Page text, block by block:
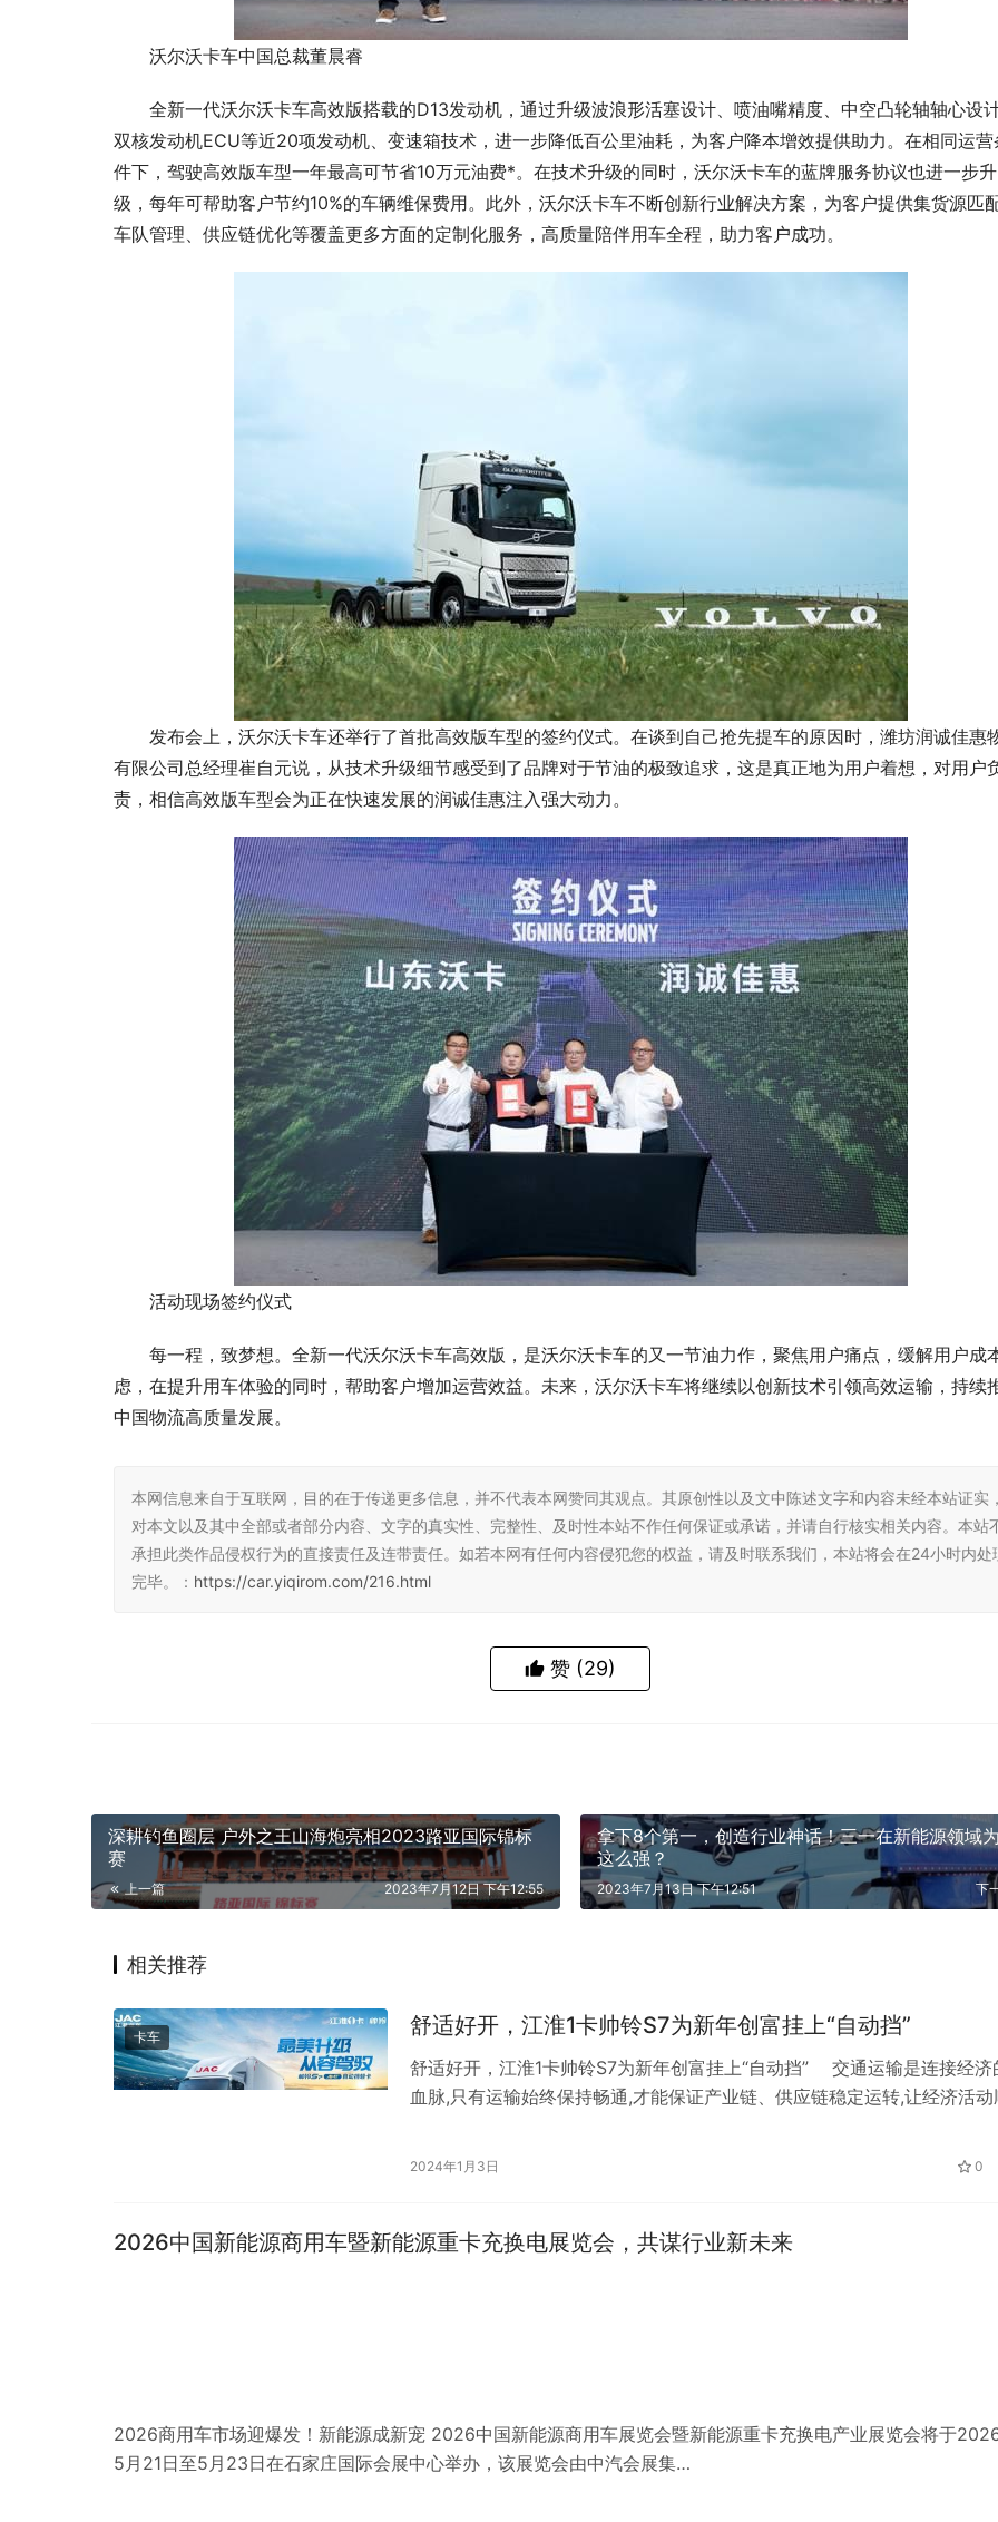
沃尔沃卡车中国总裁董晨睿
全新一代沃尔沃卡车高效版搭载的D13发动机，通过升级波浪形活塞设计、喷油嘴精度、中空凸轮轴轴心设
双核发动机ECU等近20项发动机、变速箱技术，进一步降低百公里油耗，为客户降本增效提供助力。在相同运营
件下，驾驶高效版车型一年最高可节省10万元油费*。在技术升级的同时，沃尔沃卡车的蓝牌服务协议也进一步升
级，每年可帮助客户节约10%的车辆维保费用。此外，沃尔沃卡车不断创新行业解决方案，为客户提供集货源匹
车队管理、供应链优化等覆盖更多方面的定制化服务，高质量陪伴用车全程，助力客户成功。
发布会上，沃尔沃卡车还举行了首批高效版车型的签约仪式。在谈到自己抢先提车的原因时，潍坊润诚佳惠
有限公司总经理崔自元说，从技术升级细节感受到了品牌对于节油的极致追求，这是真正地为用户着想，对用户
责，相信高效版车型会为正在快速发展的润诚佳惠注入强大动力。
活动现场签约仪式
每一程，致梦想。全新一代沃尔沃卡车高效版，是沃尔沃卡车的又一节油力作，聚焦用户痛点，缓解用户成
虑，在提升用车体验的同时，帮助客户增加运营效益。未来，沃尔沃卡车将继续以创新技术引领高效运输，持续
中国物流高质量发展。
本网信息来自于互联网，目的在于传递更多信息，并不代表本网赞同其观点。其原创性以及文中陈述文字和内容未经本站证实
对本文以及其中全部或者部分内容、文字的真实性、完整性、及时性本站不作任何保证或承诺，并请自行核实相关内容。本站
承担此类作品侵权行为的直接责任及连带责任。如若本网有任何内容侵犯您的权益，请及时联系我们，本站将会在24小时内处
完毕。： https://car.yiqirom.com/216.html
赞 (29)
深耕钓鱼圈层 户外之王山海炮亮相2023路亚国际锦标
赛
上一篇 2023年7月12日 下午12:55
拿下8个第一，创造行业神话！三一在新能源领域
这么强？
下
2023年7月13日 下午12:51
相关推荐
卡车 舒适好开，江淮1卡帅铃S7为新年创富挂上“自动挡”
舒适好开，江淮1卡帅铃S7为新年创富挂上“自动挡” 交通运输是连接经济
血脉,只有运输始终保持畅通,才能保证产业链、供应链稳定运转,让经济活动
2024年1月3日 0
2026中国新能源商用车暨新能源重卡充换电展览会，共谋行业新未来
2026商用车市场迎爆发！新能源成新宠 2026中国新能源商用车展览会暨新能源重卡充换电产业展览会将于
5月21日至5月23日在石家庄国际会展中心举办，该展览会由中汽会展集…